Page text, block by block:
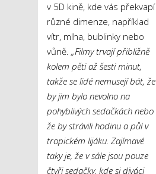
v 5D kině, kde vás překvapí
různé dimenze, například
vítr, mlha, bublinky nebo
vůně. „Filmy trvají přibližně
kolem pěti až šesti minut,
takže se lidé nemusejí bát, že
by jim bylo nevolno na
pohyblivých sedačkách nebo
že by strávili hodinu a půl v
tropickém lijáku. Zajímavé
taky je, že v sále jsou pouze
čtyři sedačky, kde si diváci